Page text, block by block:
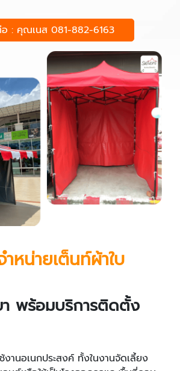
: คุณเนส 081-882-6163
หน่ายเต็นท์ผ้าใบ
า พร้อมบริการติดตั้ง
งานอเนกประสงค์ ทั้งในงานจัดเลี้ยง